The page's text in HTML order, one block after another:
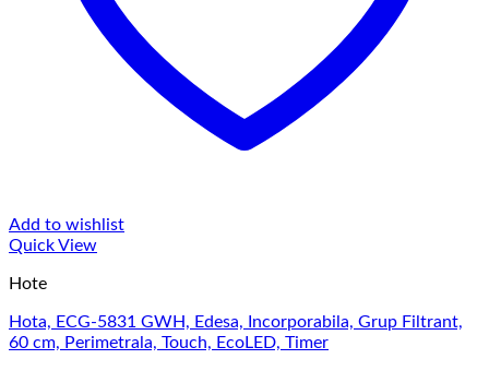
Add to wishlist
Quick View
Hote
Hota, ECG-5831 GWH, Edesa, Incorporabila, Grup Filtrant,
60 cm, Perimetrala, Touch, EcoLED, Timer